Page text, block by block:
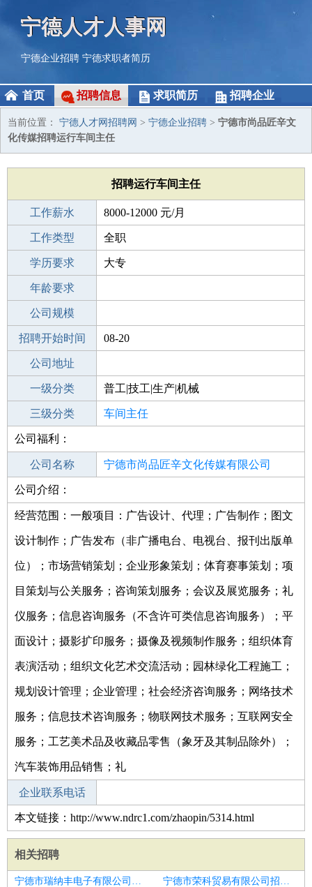
宁德人才人事网
宁德企业招聘 宁德求职者简历
首页 招聘信息 求职简历 招聘企业
当前位置： 宁德人才网招聘网 > 宁德企业招聘 > 宁德市尚品匠辛文
化传媒招聘运行车间主任
招聘运行车间主任
工作薪水 8000-12000 元/月
招聘人数 1人
工作类型 全职
性别要求 -
学历要求 大专
工作经验
年龄要求
工作地点
公司规模
公司电话
招聘开始时间 08-20
招聘结束时间
公司地址
一级分类 普工|技工|生产|机械
二级分类 生产/研发
三级分类 车间主任
其他行业
公司福利：
公司名称 宁德市尚品匠辛文化传媒有限公司
公司类型
公司介绍：
经营范围：一般项目：广告设计、代理；广告制作；图文
设计制作；广告发布（非广播电台、电视台、报刊出版单
位）；市场营销策划；企业形象策划；体育赛事策划；项
目策划与公关服务；咨询策划服务；会议及展览服务；礼
仪服务；信息咨询服务（不含许可类信息咨询服务）；平
面设计；摄影扩印服务；摄像及视频制作服务；组织体育
表演活动；组织文化艺术交流活动；园林绿化工程施工；
规划设计管理；企业管理；社会经济咨询服务；网络技术
服务；信息技术咨询服务；物联网技术服务；互联网安全
服务；工艺美术品及收藏品零售（象牙及其制品除外）；
汽车装饰用品销售；礼
企业联系电话
本文链接：http://www.ndrc1.com/zhaopin/5314.html
相关招聘
宁德市瑞纳丰电子有限公司招聘车间主任
宁德市荣科贸易有限公司招聘钢结构车间主任